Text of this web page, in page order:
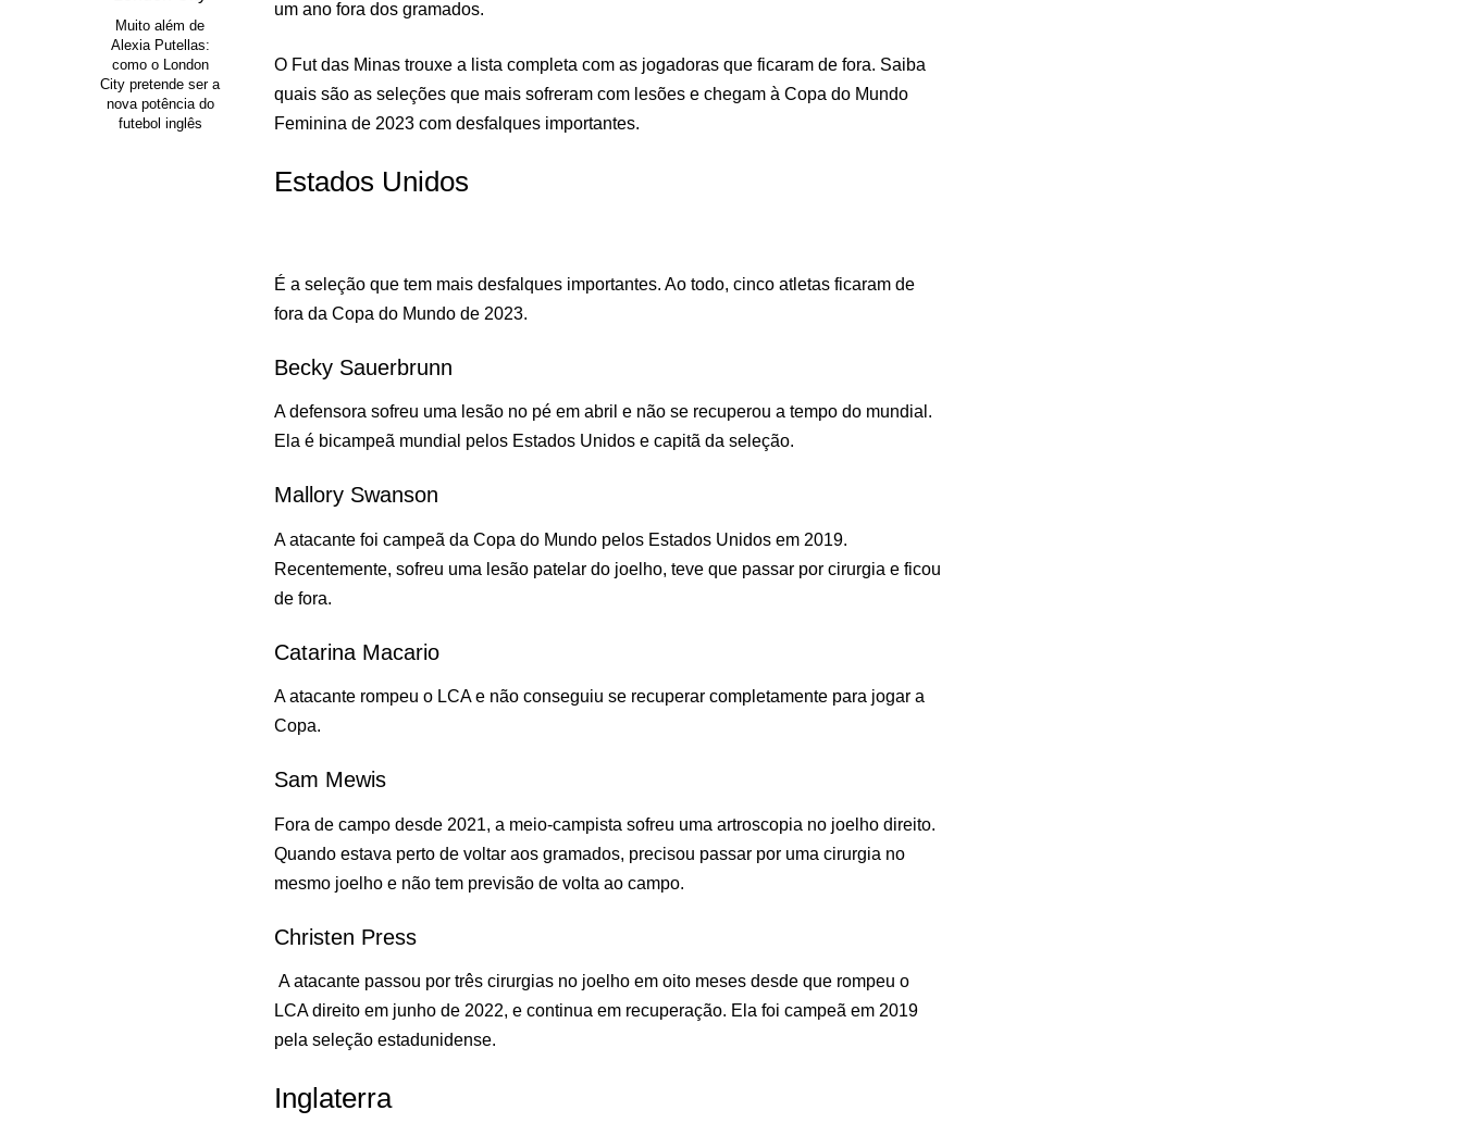
Muito além de
Alexia Putellas:
como o London
City pretende ser a
nova potência do
futebol inglês
um ano fora dos gramados.
O Fut das Minas trouxe a lista completa com as jogadoras que ficaram de fora. Saiba
quais são as seleções que mais sofreram com lesões e chegam à Copa do Mundo
Feminina de 2023 com desfalques importantes.
Estados Unidos
É a seleção que tem mais desfalques importantes. Ao todo, cinco atletas ficaram de
fora da Copa do Mundo de 2023.
Becky Sauerbrunn
A defensora sofreu uma lesão no pé em abril e não se recuperou a tempo do mundial.
Ela é bicampeã mundial pelos Estados Unidos e capitã da seleção.
Mallory Swanson
A atacante foi campeã da Copa do Mundo pelos Estados Unidos em 2019.
Recentemente, sofreu uma lesão patelar do joelho, teve que passar por cirurgia e ficou
de fora.
Catarina Macario
A atacante rompeu o LCA e não conseguiu se recuperar completamente para jogar a
Copa.
Sam Mewis
Fora de campo desde 2021, a meio-campista sofreu uma artroscopia no joelho direito.
Quando estava perto de voltar aos gramados, precisou passar por uma cirurgia no
mesmo joelho e não tem previsão de volta ao campo.
Christen Press
A atacante passou por três cirurgias no joelho em oito meses desde que rompeu o
LCA direito em junho de 2022, e continua em recuperação. Ela foi campeã em 2019
pela seleção estadunidense.
Inglaterra